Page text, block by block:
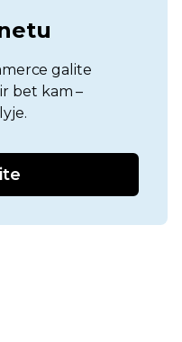
galite
bet kam –